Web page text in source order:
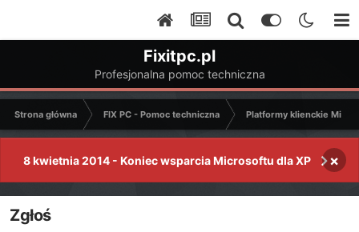
Fixitpc.pl
Profesjonalna pomoc techniczna
Strona główna FIX PC - Pomoc techniczna Platformy klienckie
8 kwietnia 2014 - Koniec wsparcia Microsoftu dla XP ×
Zgłoś